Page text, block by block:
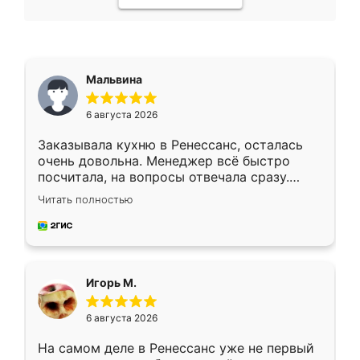
Мальвина
6 августа 2026
Заказывала кухню в Ренессанс, осталась
очень довольна. Менеджер всё быстро
посчитала, на вопросы отвечала сразу.
Замерщик приехал в субботу, подошёл к
делу со всей ответственностью. Собрали
за день, ребята работали аккуратно, даже
Читать полностью
Игорь М.
6 августа 2026
На самом деле в Ренессанс уже не первый